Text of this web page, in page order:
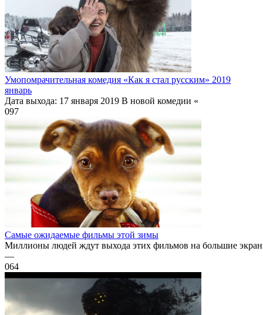
Умопомрачительная комедия «Как я стал русским» 2019
январь
Дата выхода: 17 января 2019 В новой комедии «
097
Самые ожидаемые фильмы этой зимы
Миллионы людей ждут выхода этих фильмов на большие
—
064